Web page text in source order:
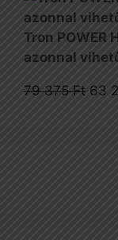
was:
55
195
Tron POWER
azonnal
79 375Ft 63